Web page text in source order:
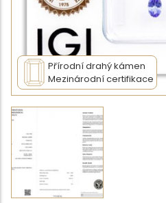
Přírodní drahý kámen
Mezinárodní certifikace